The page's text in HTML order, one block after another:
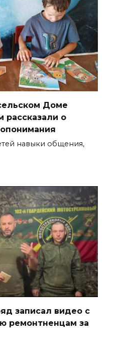
Доме
рассказали о
навыки общения,
записал видео с
ремонтненцам за